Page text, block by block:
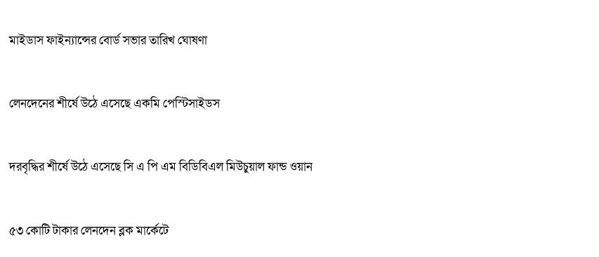
মাইডাস ফাইন্যান্সের বোর্ড সভার তারিখ ঘোষণা
লেনদেনের শীর্ষে উঠে এসেছে একমি পেস্টিসাইডস
দরবৃদ্ধির শীর্ষে উঠে এসেছে সি এ পি এম বিডিবিএল মিউচুয়াল ফান্ড ওয়ান
৫৩ কোটি টাকার লেনদেন ব্লক মার্কেটে